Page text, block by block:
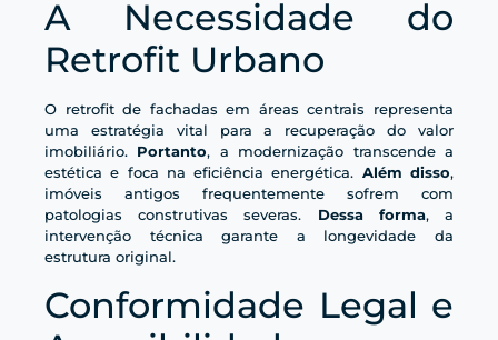
A Necessidade do
Retrofit Urbano
O retrofit de fachadas em áreas centrais representa
uma estratégia vital para a recuperação do valor
imobiliário. Portanto, a modernização transcende a
estética e foca na eficiência energética. Além disso,
imóveis antigos frequentemente sofrem com
patologias construtivas severas. Dessa forma, a
intervenção técnica garante a longevidade da
estrutura original.
Conformidade Legal e